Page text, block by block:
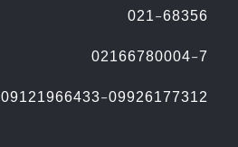
021-68356
02166780004-7
09121966433-09926177312